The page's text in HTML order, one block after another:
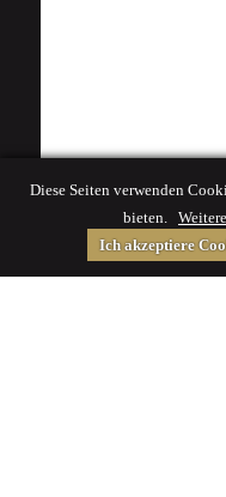
Diese Seiten verwenden
bieten.
Ich akzeptiere